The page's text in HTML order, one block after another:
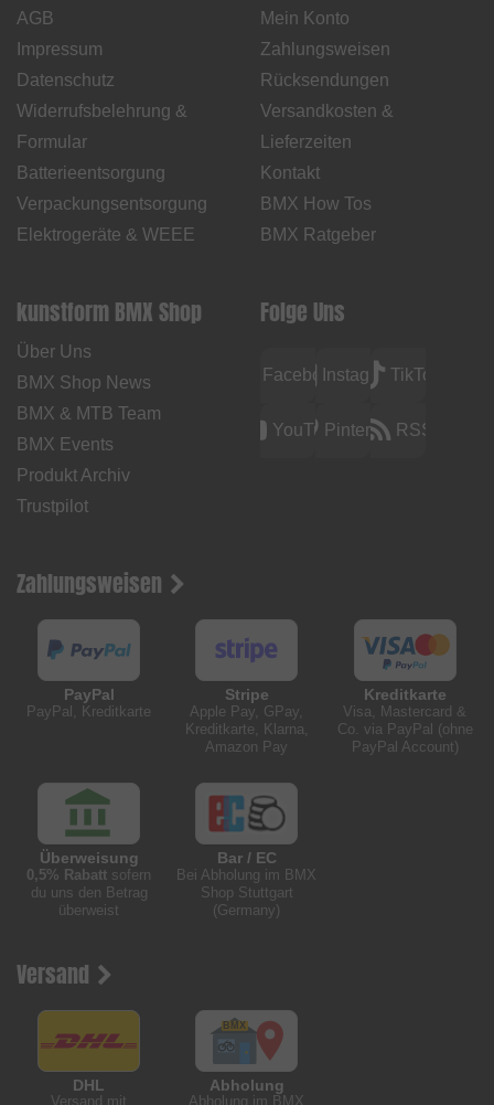
AGB
Impressum
Datenschutz
Widerrufsbelehrung &
Formular
Batterieentsorgung
Verpackungsentsorgung
Elektrogeräte & WEEE
Mein Konto
Zahlungsweisen
Rücksendungen
Versandkosten &
Lieferzeiten
Kontakt
BMX How Tos
BMX Ratgeber
kunstform BMX Shop
Über Uns
BMX Shop News
BMX & MTB Team
BMX Events
Produkt Archiv
Trustpilot
Folge Uns
FacebookInstagramTikTok
YouTubePinterest RSS
Zahlungsweisen
PayPal
PayPal, Kreditkarte
Stripe
Apple Pay, GPay,
Kreditkarte, Klarna,
Amazon Pay
Kreditkarte
Visa, Mastercard &
Co. via PayPal (ohne
PayPal Account)
Überweisung
0,5% Rabatt sofern
du uns den Betrag
überweist
Bar / EC
Bei Abholung im BMX
Shop Stuttgart
(Germany)
Versand
DHL
Versand mit
Abholung
Abholung im BMX